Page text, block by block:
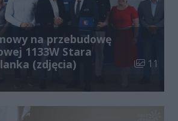
na przebudowę
1133W Stara
(zdjęcia)
Liczba
11